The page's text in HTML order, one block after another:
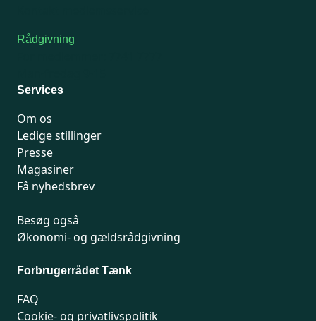
Rådgivning
Services
Om os
Ledige stillinger
Presse
Magasiner
Få nyhedsbrev
Besøg også
Økonomi- og gældsrådgivning
Forbrugerrådet Tænk
FAQ
Cookie- og privatlivspolitik